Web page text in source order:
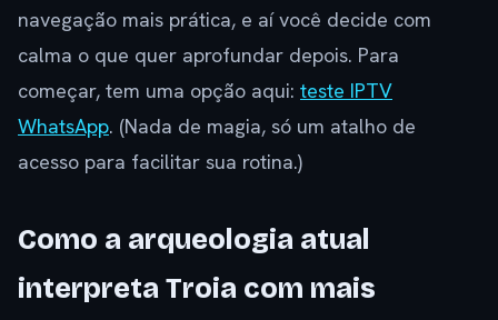
navegação mais prática, e aí você decide com
calma o que quer aprofundar depois. Para
começar, tem uma opção aqui: teste IPTV
WhatsApp. (Nada de magia, só um atalho de
acesso para facilitar sua rotina.)
Como a arqueologia atual
interpreta Troia com mais